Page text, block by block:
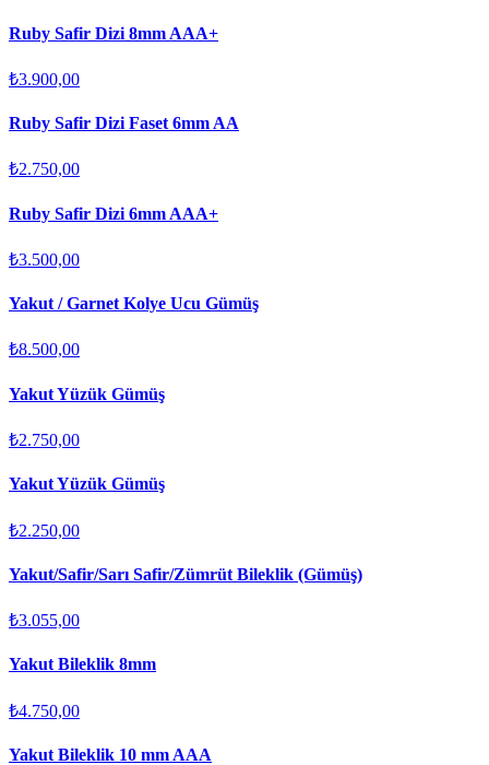
Ruby Safir Dizi 8mm AAA+
₺3.900,00
Ruby Safir Dizi Faset 6mm AA
₺2.750,00
Ruby Safir Dizi 6mm AAA+
₺3.500,00
Yakut / Garnet Kolye Ucu Gümüş
₺8.500,00
Yakut Yüzük Gümüş
₺2.750,00
Yakut Yüzük Gümüş
₺2.250,00
Yakut/Safir/Sarı Safir/Zümrüt Bileklik (Gümüş)
₺3.055,00
Yakut Bileklik 8mm
₺4.750,00
Yakut Bileklik 10 mm AAA